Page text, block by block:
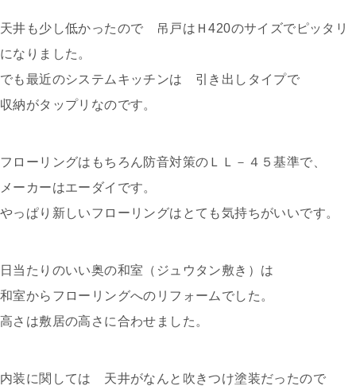
天井も少し低かったので 吊戸はＨ420のサイズでピッタリ
になりました。
でも最近のシステムキッチンは 引き出しタイプで
収納がタップリなのです。
フローリングはもちろん防音対策のＬＬ－４５基準で、
メーカーはエーダイです。
やっぱり新しいフローリングはとても気持ちがいいです。
日当たりのいい奥の和室（ジュウタン敷き）は
和室からフローリングへのリフォームでした。
高さは敷居の高さに合わせました。
内装に関しては 天井がなんと吹きつけ塗装だったので